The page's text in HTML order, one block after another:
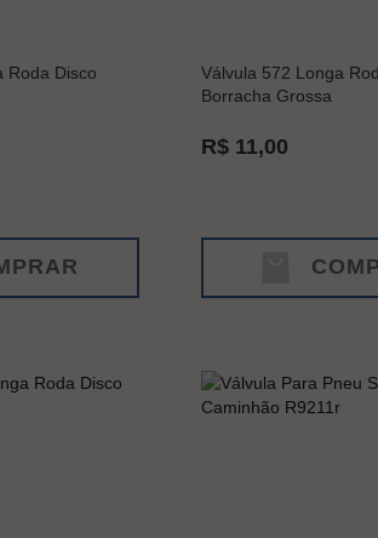
Roda Disco
Válvula 572 Longa
Borracha Grossa
R$ 11,00